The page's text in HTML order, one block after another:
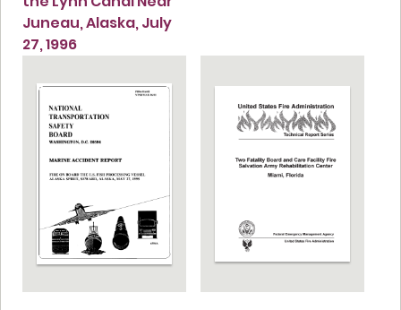
Juneau, Alaska, July
27, 1996